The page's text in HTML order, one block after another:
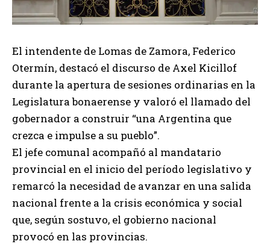
El intendente de Lomas de Zamora, Federico
Otermín, destacó el discurso de Axel Kicillof
durante la apertura de sesiones ordinarias en la
Legislatura bonaerense y valoró el llamado del
gobernador a construir “una Argentina que
crezca e impulse a su pueblo”.
El jefe comunal acompañó al mandatario
provincial en el inicio del período legislativo y
remarcó la necesidad de avanzar en una salida
nacional frente a la crisis económica y social
que, según sostuvo, el gobierno nacional
provocó en las provincias.